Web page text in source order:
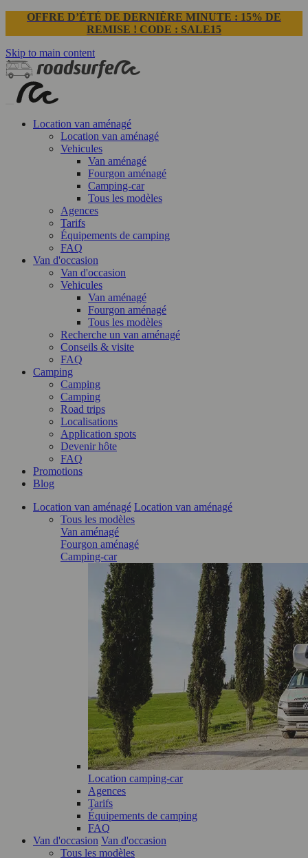
OFFRE D’ÉTÉ DE DERNIÈRE MINUTE : 15% DE
REMISE ! CODE : SALE15
Skip to main content
Location van aménagé
Location van aménagé
Vehicules
Van aménagé
Fourgon aménagé
Camping-car
Tous les modèles
Agences
Tarifs
Équipements de camping
FAQ
Van d'occasion
Van d'occasion
Vehicules
Van aménagé
Fourgon aménagé
Tous les modèles
Recherche un van aménagé
Conseils & visite
FAQ
Camping
Camping
Camping
Road trips
Localisations
Application spots
Devenir hôte
FAQ
Promotions
Blog
Location van aménagé Location van aménagé
Tous les modèles
Van aménagé
Fourgon aménagé
Camping-car
Location camping-car
Agences
Tarifs
Équipements de camping
FAQ
Van d'occasion Van d'occasion
Tous les modèles